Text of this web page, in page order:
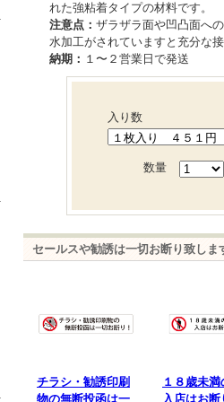
れた強粘着タイプの材料です。
注意点： ザラザラ面や凹凸面へ
水加工がされていますと充分な
納期： １〜２営業日で発送
入り数
数量
セールスや勧誘は一切お断り致し
チラシ・勧誘印刷
物の無断投函は一
１８歳未
入店はお断